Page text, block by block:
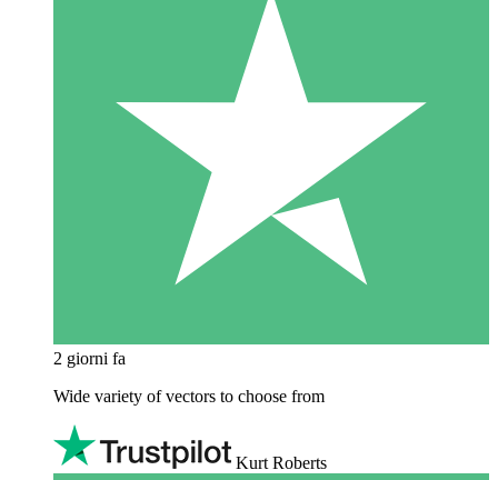
2 giorni fa
Wide variety of vectors to choose from
Kurt Roberts